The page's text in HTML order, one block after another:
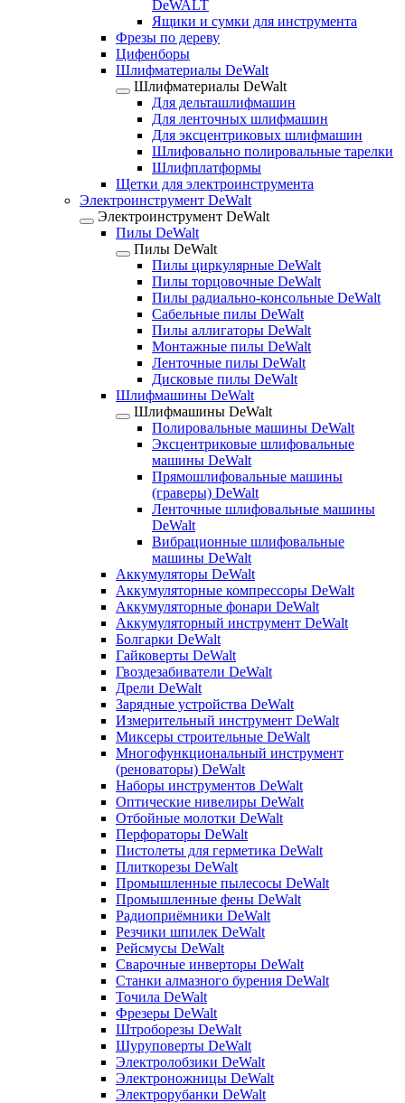
DeWALT
Ящики и сумки для инструмента
Фрезы по дереву
Цифенборы
Шлифматериалы DeWalt
Шлифматериалы DeWalt
Для дельташлифмашин
Для ленточных шлифмашин
Для эксцентриковых шлифмашин
Шлифовально полировальные тарелки
Шлифплатформы
Щетки для электроинструмента
Электроинструмент DeWalt
Электроинструмент DeWalt
Пилы DeWalt
Пилы DeWalt
Пилы циркулярные DeWalt
Пилы торцовочные DeWalt
Пилы радиально-консольные DeWalt
Сабельные пилы DeWalt
Пилы аллигаторы DeWalt
Монтажные пилы DeWalt
Ленточные пилы DeWalt
Дисковые пилы DeWalt
Шлифмашины DeWalt
Шлифмашины DeWalt
Полировальные машины DeWalt
Эксцентриковые шлифовальные
машины DeWalt
Прямошлифовальные машины
(граверы) DeWalt
Ленточные шлифовальные машины
DeWalt
Вибрационные шлифовальные
машины DeWalt
Аккумуляторы DeWalt
Аккумуляторные компрессоры DeWalt
Аккумуляторные фонари DeWalt
Аккумуляторный инструмент DeWalt
Болгарки DeWalt
Гайковерты DeWalt
Гвоздезабиватели DeWalt
Дрели DeWalt
Зарядные устройства DeWalt
Измерительный инструмент DeWalt
Миксеры строительные DeWalt
Многофункциональный инструмент
(реноваторы) DeWalt
Наборы инструментов DeWalt
Оптические нивелиры DeWalt
Отбойные молотки DeWalt
Перфораторы DeWalt
Пистолеты для герметика DeWalt
Плиткорезы DeWalt
Промышленные пылесосы DeWalt
Промышленные фены DeWalt
Радиоприёмники DeWalt
Резчики шпилек DeWalt
Рейсмусы DeWalt
Сварочные инверторы DeWalt
Станки алмазного бурения DeWalt
Точила DeWalt
Фрезеры DeWalt
Штроборезы DeWalt
Шуруповерты DeWalt
Электролобзики DeWalt
Электроножницы DeWalt
Электрорубанки DeWalt